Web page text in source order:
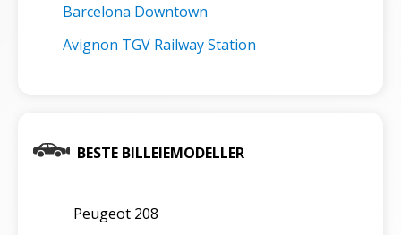
Barcelona Downtown
Avignon TGV Railway Station
BESTE BILLEIEMODELLER
Peugeot 208